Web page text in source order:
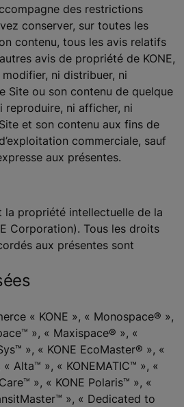
des restrictions
conserver, sur toutes les
contenu, tous les avis relatifs
avis de propriété de KONE,
ni distribuer, ni
Site ou son contenu de quelque
reproduire, ni afficher, ni
et son contenu aux fins de
commerciale, sauf
aux présentes.
la propriété intellectuelle de la
Corporation). Tous les droits
aux présentes sont
« KONE », « Monospace® »,
», « Maxispace® », «
», « KONE EcoMaster® », «
Alta™ », « KONEMATIC™ », «
», « KONE Polaris™ », «
», « Dedicated to